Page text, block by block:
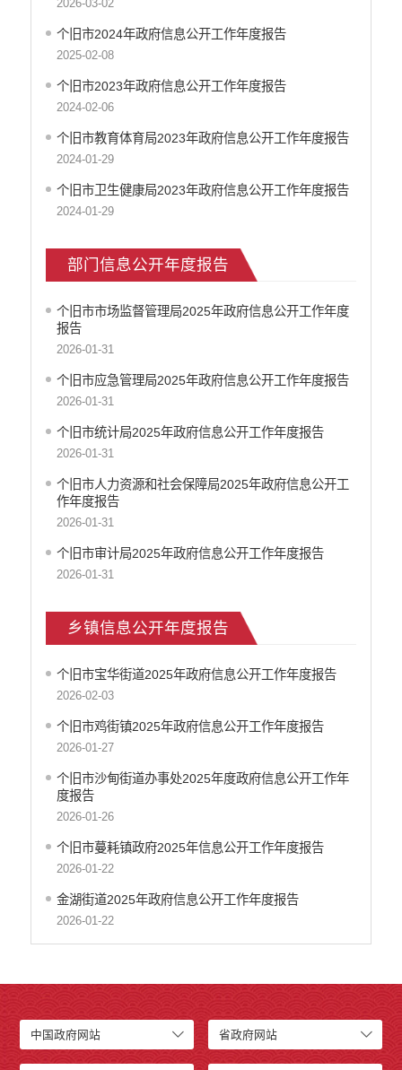
2026-03-02
个旧市2024年政府信息公开工作年度报告
2025-02-08
个旧市2023年政府信息公开工作年度报告
2024-02-06
个旧市教育体育局2023年政府信息公开工作年度报告
2024-01-29
个旧市卫生健康局2023年政府信息公开工作年度报告
2024-01-29
部门信息公开年度报告
个旧市市场监督管理局2025年政府信息公开工作年度
报告
2026-01-31
个旧市应急管理局2025年政府信息公开工作年度报告
2026-01-31
个旧市统计局2025年政府信息公开工作年度报告
2026-01-31
个旧市人力资源和社会保障局2025年政府信息公开工
作年度报告
2026-01-31
个旧市审计局2025年政府信息公开工作年度报告
2026-01-31
乡镇信息公开年度报告
个旧市宝华街道2025年政府信息公开工作年度报告
2026-02-03
个旧市鸡街镇2025年政府信息公开工作年度报告
2026-01-27
个旧市沙甸街道办事处2025年度政府信息公开工作年
度报告
2026-01-26
个旧市蔓耗镇政府2025年信息公开工作年度报告
2026-01-22
金湖街道2025年政府信息公开工作年度报告
2026-01-22
中国政府网站 省政府网站